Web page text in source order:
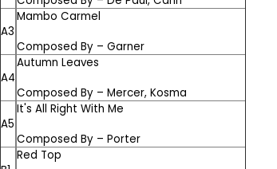
A3
Mambo Carmel
Composed By – Garner
A4
Autumn Leaves
Composed By – Mercer, Kosma
A5
It's All Right With Me
Composed By – Porter
Red Top